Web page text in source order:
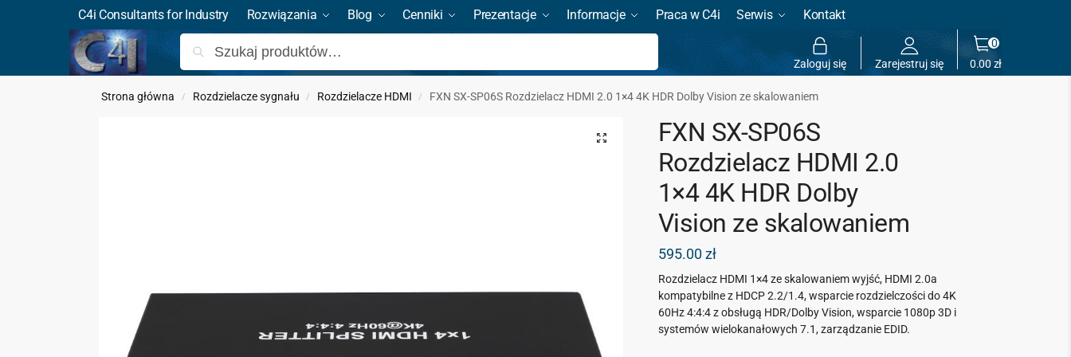
C4i Consultants for Industry Rozwiązania Blog Cenniki Prezentacje Informacje Praca w C4i Serwis Kontakt
Szukaj
Zaloguj się Zarejestruj się 0.00zł
0
Strona główna / Rozdzielacze sygnału / Rozdzielacze HDMI / FXN SX-SP06S Rozdzielacz HDMI 2.0 1×4 4K HDR Dolby Vision ze skalowaniem
FXN SX-SP06S
Rozdzielacz HDMI 2.0
1×4 4K HDR Dolby
Vision ze skalowaniem
595.00zł
Rozdzielacz HDMI 1×4 ze skalowaniem wyjść, HDMI 2.0a
kompatybilne z HDCP 2.2/1.4, wsparcie rozdzielczości do 4K
60Hz 4:4:4 z obsługą HDR/Dolby Vision, wsparcie 1080p 3D i
systemów wielokanałowych 7.1, zarządzanie EDID.